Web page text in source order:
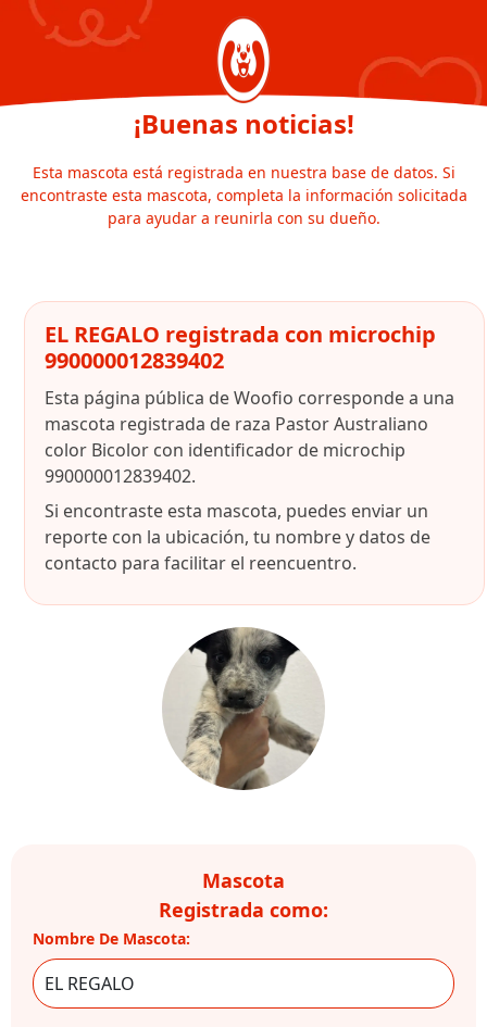
¡Buenas noticias!
Esta mascota está registrada en nuestra base de datos. Si
encontraste esta mascota, completa la información solicitada
para ayudar a reunirla con su dueño.
EL REGALO registrada con microchip
990000012839402
Esta página pública de Woofio corresponde a una
mascota registrada de raza Pastor Australiano
color Bicolor con identificador de microchip
990000012839402.
Si encontraste esta mascota, puedes enviar un
reporte con la ubicación, tu nombre y datos de
contacto para facilitar el reencuentro.
Mascota
Registrada como:
Nombre De Mascota: